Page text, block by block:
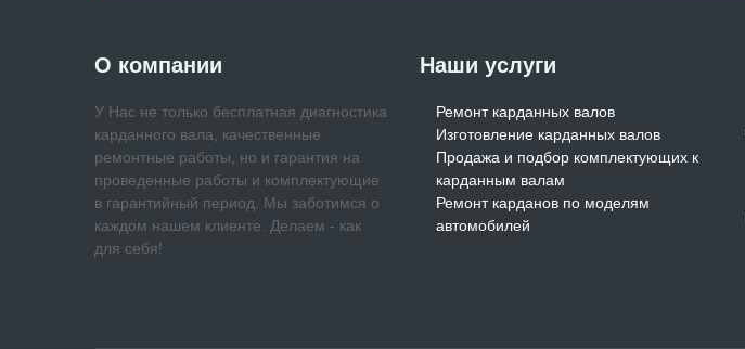
О компании
У Нас не только бесплатная диагностика
карданного вала, качественные
ремонтные работы, но и гарантия на
проведенные работы и комплектующие
в гарантийный период. Мы заботимся о
каждом нашем клиенте. Делаем - как
для себя!
Наши услуги
Ремонт карданных валов
Изготовление карданных валов
Продажа и подбор комплектующих к
карданным валам
Ремонт карданов по моделям
автомобилей